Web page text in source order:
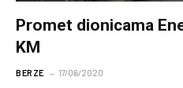
Promet dionicama
KM
BERZE 17/06/2020